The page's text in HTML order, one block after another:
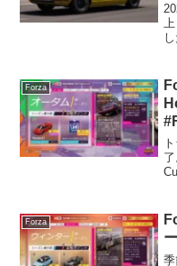
2
Forza
Forza